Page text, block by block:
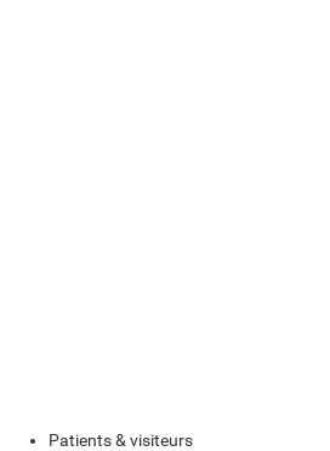
Patients & visiteurs